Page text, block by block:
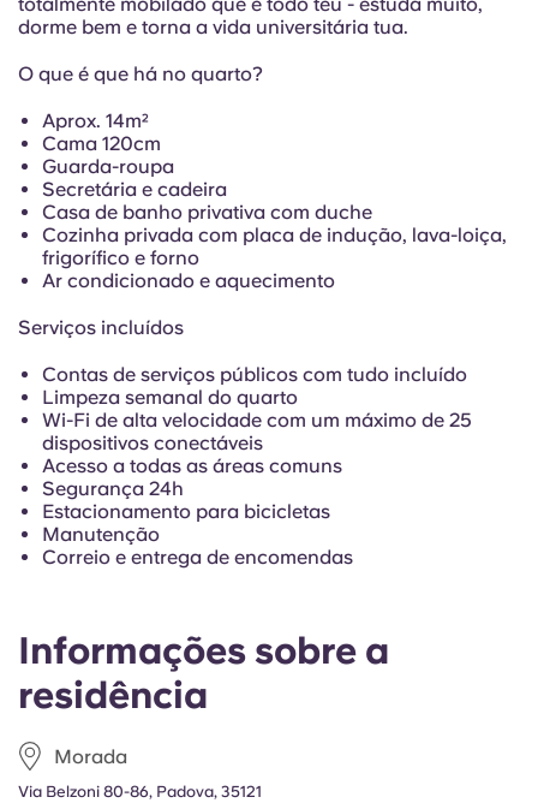
Italian
French
Informações sobre a
residência
Morada
Via Belzoni 80-86, Padova, 35121
dorme bem e torna a vida universitária tua.
O que é que há no quarto?
Aprox. 14m²
Cama 120cm
Guarda-roupa
Secretária e cadeira
Casa de banho privativa com duche
Cozinha privada com placa de indução, lava-loiça,
frigorífico e forno
Ar condicionado e aquecimento
Serviços incluídos
Contas de serviços públicos com tudo incluído
Limpeza semanal do quarto
Wi-Fi de alta velocidade com um máximo de 25
dispositivos conectáveis
Acesso a todas as áreas comuns
Segurança 24h
Estacionamento para bicicletas
Manutenção
Correio e entrega de encomendas